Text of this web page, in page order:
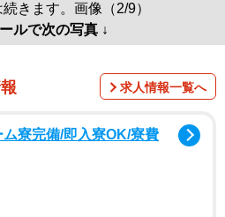
きます。画像（2/9）
ルで次の写真 ↓
求人情報一覧へ
寮完備/即入寮OK/寮費